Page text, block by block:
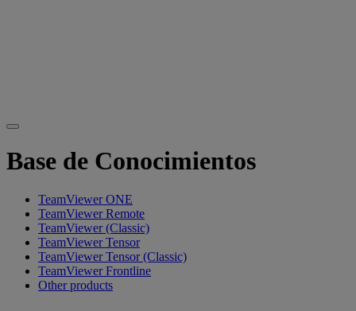
Base de Conocimientos
TeamViewer ONE
TeamViewer Remote
TeamViewer (Classic)
TeamViewer Tensor
TeamViewer Tensor (Classic)
TeamViewer Frontline
Other products